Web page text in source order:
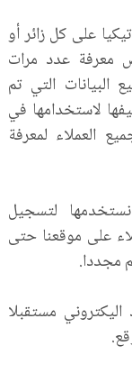
على كل زائر أو
معرفة عدد مرات
البيانات التي تم
لاستخدامها في
العملاء لمعرفة
لتسجيل
على موقعنا حتى
مجددا.
مستقبلا